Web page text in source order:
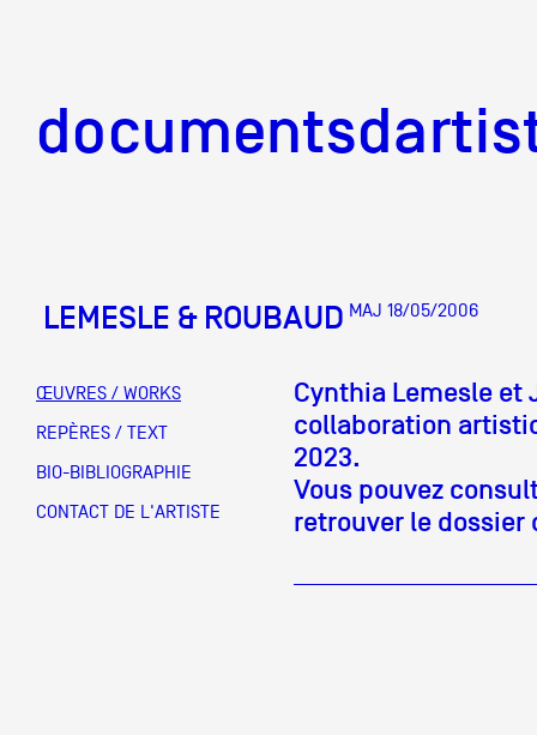
Mission
Équipe
LEMESLE & ROUBAUD MAJ 18/05/2006
ŒUVRES / WORKS
REPÈRES / TEXT
BIO-BIBLIOGRAPHIE
CONTACT DE L'ARTISTE
Cynthia Lemesle et
collaboration
2023.
Vous pouvez
retrouver le